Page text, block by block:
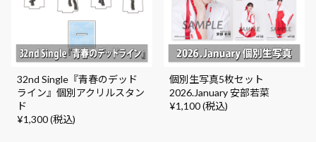
32nd Single『青春のデッド
ライン』個別アクリルスタン
ド
¥1,300 (税込)
個別生写真5枚セット
2026.January 安部若菜
¥1,100 (税込)